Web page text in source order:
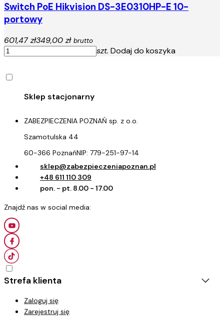
Switch PoE Hikvision DS-3E0310HP-E 10-
portowy
601,47 zł349,00 zł brutto
szt. Dodaj do koszyka
ZABEZPIECZENIA POZNAŃ sp. z o.o.
Szamotulska 44
60-366 PoznańNIP: 779-251-97-14
sklep@zabezpieczeniapoznan.pl
+48 611 110 309
pon. - pt. 8.00 - 17.00
Strefa klienta
Zaloguj się
Zarejestruj się